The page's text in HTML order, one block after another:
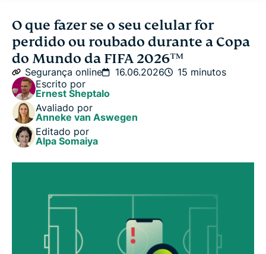
Bloquear e localizar seu celular remotamente
O que fazer se você não conseguir encontrar o
celular
Proteger todas as suas contas
Perguntas frequentes: dúvidas comuns sobre
celulares perdidos ou roubados durante a Copa do
Mundo da FIFA 2026™
O que fazer se o seu celular for
perdido ou roubado durante a Copa
do Mundo da FIFA 2026™
Segurança online 16.06.2026
15 minutos
Escrito por
Ernest Sheptalo
Avaliado por
Anneke van Aswegen
Editado por
Alpa Somaiya